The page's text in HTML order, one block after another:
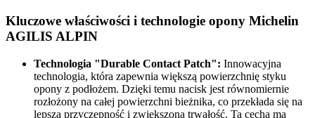
Kluczowe właściwości i technologie opony Michelin
AGILIS ALPIN
Technologia "Durable Contact Patch": Innowacyjna
technologia, która zapewnia większą powierzchnię styku
opony z podłożem. Dzięki temu nacisk jest równomiernie
rozłożony na całej powierzchni bieżnika, co przekłada się na
lepszą przyczepność i zwiększoną trwałość. Ta cecha ma